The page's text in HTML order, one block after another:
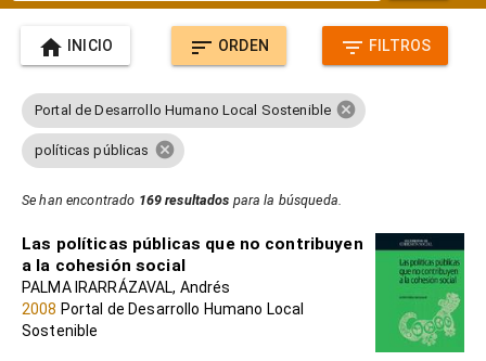
home INICIO sort ORDEN filter_list FILTROS
Portal de Desarrollo Humano Local Sostenible cancel
políticas públicas cancel
Se han encontrado 169 resultados para la búsqueda.
Las políticas públicas que no contribuyen
a la cohesión social
PALMA IRARRÁZAVAL, Andrés
2008 Portal de Desarrollo Humano Local
Sostenible